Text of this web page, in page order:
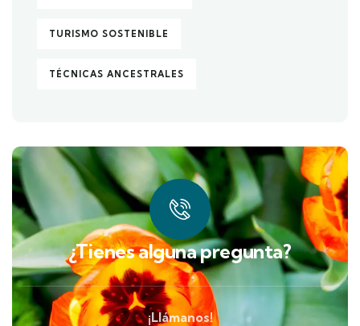
TURISMO SOSTENIBLE
TÉCNICAS ANCESTRALES
¿Tienes alguna pregunta?
¡Llámanos!